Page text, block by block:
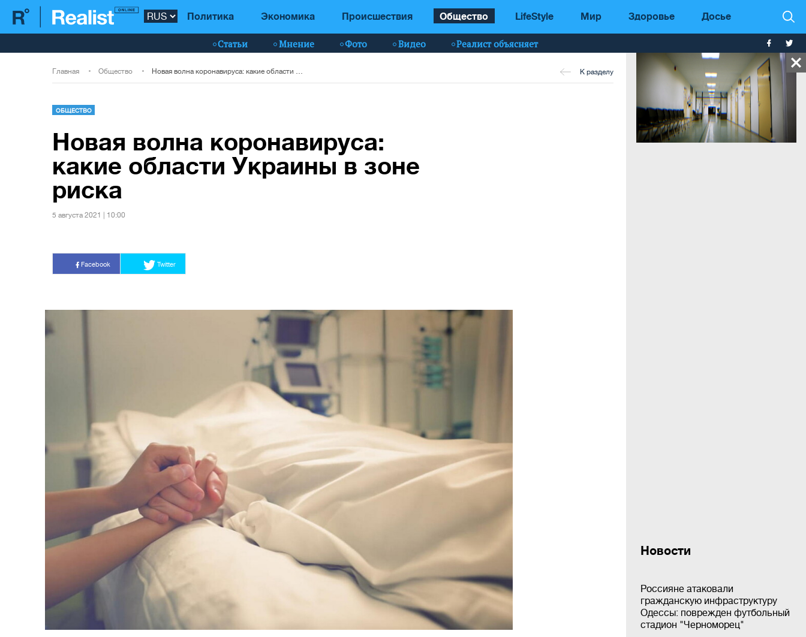
Политика Экономика Происшествия Общество LifeStyle Мир Здоровье Досье
Статьи Мнение Фото Видео Реалист объясняет
Новости
Россияне атаковали
гражданскую инфраструктуру
Одессы: поврежден футбольный
стадион "Черноморец"
Главная Общество К разделу
ОБЩЕСТВО
Новая волна коронавируса:
какие области Украины в зоне
риска
5 августа 2021 | 10:00
Facebook Twitter